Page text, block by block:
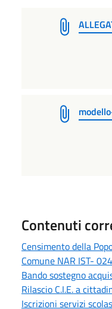
Contenuti
Censimento della
Comune NAR IST-
Bando sostegno
Rilascio C.I.E. a
Iscrizioni servizi